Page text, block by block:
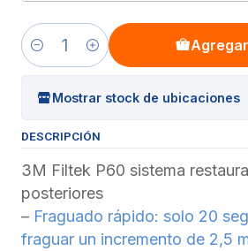
Cantidad
Mostrar stock de ubicaciones
DESCRIPCIÓN
3M Filtek P60 sistema
posteriores
– Fraguado rápido: solo 20
fraguar un incremento de 2,5